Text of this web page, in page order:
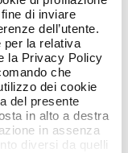
di inviare
dell’utente.
per la relativa
la Privacy Policy
che
dei cookie
del presente
in alto a destra
in assenza
diversi da quelli
tramite
tracciabile e
diretto tra